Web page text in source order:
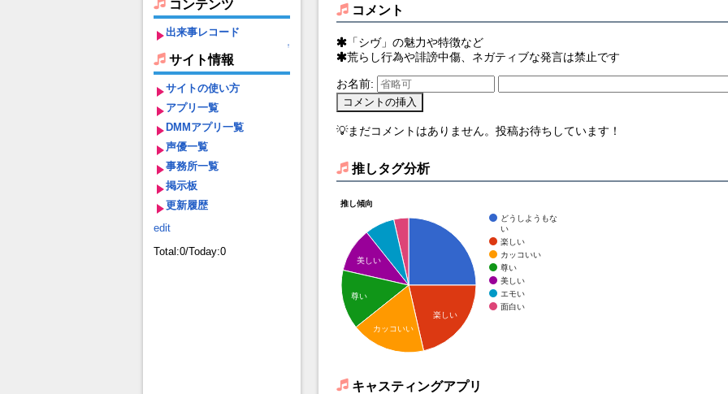
コンテンツ
出来事レコード
↑
サイト情報
サイトの使い方
アプリ一覧
DMMアプリ一覧
声優一覧
事務所一覧
掲示板
更新履歴
edit
Total:0/Today:0
コメント
「シヴ」の魅力や特徴など
荒らし行為や誹謗中傷、ネガティブな発言は禁止です
お名前:
💡まだコメントはありません。投稿お待ちしています！
推しタグ分析
推し傾向
どうしようもな
い
楽しい
カッコいい
尊い
美しい
エモい
面白い
楽しい
美しい
尊い
カッコいい
キャスティングアプリ